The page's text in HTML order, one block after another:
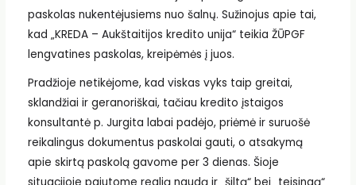
paskolas nukentėjusiems nuo šalnų. Sužinojus apie tai,
kad „KREDA – Aukštaitijos kredito unija“ teikia ŽŪPGF
lengvatines paskolas, kreipėmės į juos.
Pradžioje netikėjome, kad viskas vyks taip greitai,
sklandžiai ir geranoriškai, tačiau kredito įstaigos
konsultantė p. Jurgita labai padėjo, priėmė ir suruošė
reikalingus dokumentus paskolai gauti, o atsakymą
apie skirtą paskolą gavome per 3 dienas. Šioje
situacijoje pajutome realią naudą ir „šiltą“ bei „teisingą“